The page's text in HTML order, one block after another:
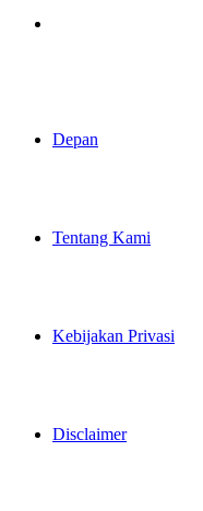
Depan
Tentang Kami
Kebijakan Privasi
Disclaimer